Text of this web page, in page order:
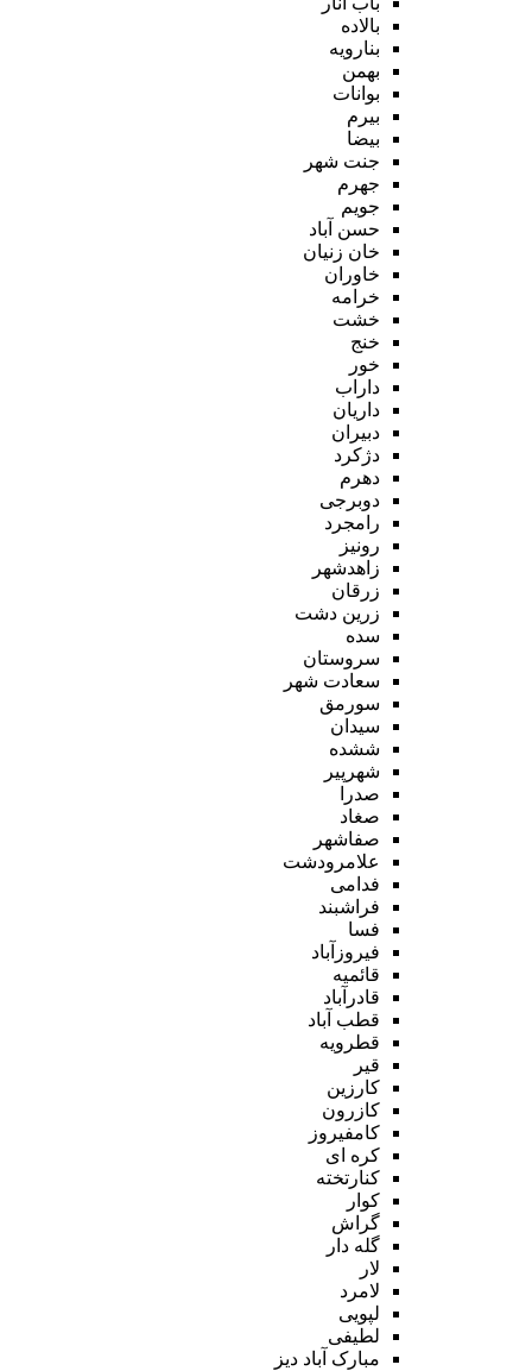
بالاده
بنارویه
بهمن
بوانات
بیرم
بیضا
جنت شهر
جهرم
جویم
حسن آباد
خان زنیان
خاوران
خرامه
خشت
خنج
خور
داراب
داریان
دبیران
دژکرد
دهرم
دوبرجی
رامجرد
رونیز
زاهدشهر
زرقان
زرین دشت
سده
سروستان
سعادت شهر
سورمق
سیدان
ششده
شهرپیر
صدرا
صغاد
صفاشهر
علامرودشت
فدامی
فراشبند
فسا
فیروزآباد
قائمیه
قادرآباد
قطب آباد
قطرویه
قیر
کارزین
کازرون
کامفیروز
کره ای
کنارتخته
کوار
گراش
گله دار
لار
لامرد
لپویی
لطیفی
مبارک آباد دیز